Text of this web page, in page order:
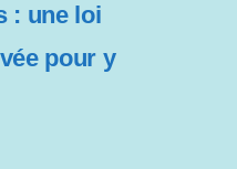
: une loi
pour y